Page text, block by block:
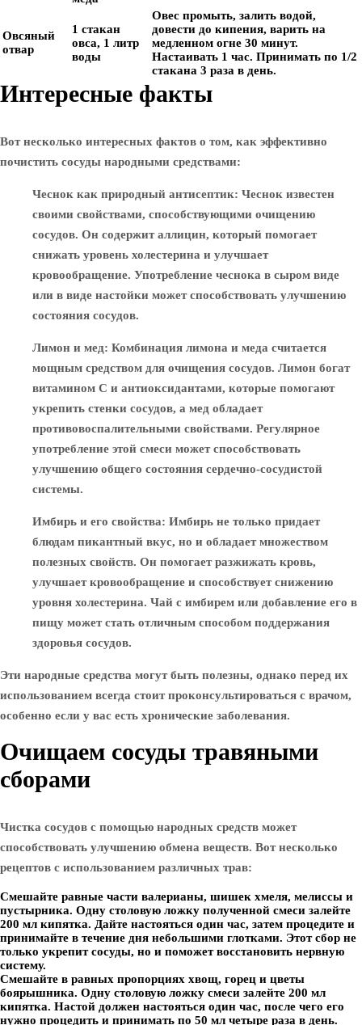
Овсяный
отвар
1 стакан
овса, 1 литр
воды
Овес промыть, залить водой,
довести до кипения, варить на
медленном огне 30 минут.
Настаивать 1 час. Принимать по 1/2
стакана 3 раза в день.
Интересные факты
Вот несколько интересных фактов о том, как эффективно
почистить сосуды народными средствами:
Чеснок как природный антисептик: Чеснок известен
своими свойствами, способствующими очищению
сосудов. Он содержит аллицин, который помогает
снижать уровень холестерина и улучшает
кровообращение. Употребление чеснока в сыром виде
или в виде настойки может способствовать улучшению
состояния сосудов.
Лимон и мед: Комбинация лимона и меда считается
мощным средством для очищения сосудов. Лимон богат
витамином C и антиоксидантами, которые помогают
укрепить стенки сосудов, а мед обладает
противовоспалительными свойствами. Регулярное
употребление этой смеси может способствовать
улучшению общего состояния сердечно-сосудистой
системы.
Имбирь и его свойства: Имбирь не только придает
блюдам пикантный вкус, но и обладает множеством
полезных свойств. Он помогает разжижать кровь,
улучшает кровообращение и способствует снижению
уровня холестерина. Чай с имбирем или добавление его в
пищу может стать отличным способом поддержания
здоровья сосудов.
Эти народные средства могут быть полезны, однако перед их
использованием всегда стоит проконсультироваться с врачом,
особенно если у вас есть хронические заболевания.
Очищаем сосуды травяными
сборами
Чистка сосудов с помощью народных средств может
способствовать улучшению обмена веществ. Вот несколько
рецептов с использованием различных трав:
Смешайте равные части валерианы, шишек хмеля, мелиссы и
пустырника. Одну столовую ложку полученной смеси залейте
200 мл кипятка. Дайте настояться один час, затем процедите и
принимайте в течение дня небольшими глотками. Этот сбор не
только укрепит сосуды, но и поможет восстановить нервную
систему.
Смешайте в равных пропорциях хвощ, горец и цветы
боярышника. Одну столовую ложку смеси залейте 200 мл
кипятка. Настой должен настояться один час, после чего его
нужно процедить и принимать по 50 мл четыре раза в день.